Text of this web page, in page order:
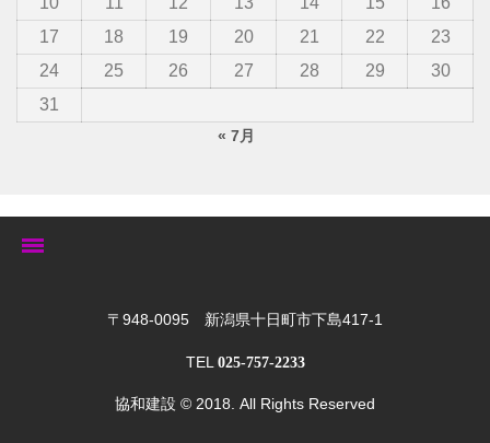
17
18 19 20 21 22
23
24
25 26 27 28 29
30
31
« 7月
〒948-0095 新潟県十日町市下島417-1
TEL 025-757-2233
協和建設 © 2018. All Rights Reserved